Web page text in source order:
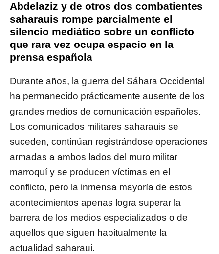
Abdelaziz y de otros dos combatientes
saharauis rompe parcialmente el
silencio mediático sobre un conflicto
que rara vez ocupa espacio en la
prensa española
Durante años, la guerra del Sáhara Occidental
ha permanecido prácticamente ausente de los
grandes medios de comunicación españoles.
Los comunicados militares saharauis se
suceden, continúan registrándose operaciones
armadas a ambos lados del muro militar
marroquí y se producen víctimas en el
conflicto, pero la inmensa mayoría de estos
acontecimientos apenas logra superar la
barrera de los medios especializados o de
aquellos que siguen habitualmente la
actualidad saharaui.